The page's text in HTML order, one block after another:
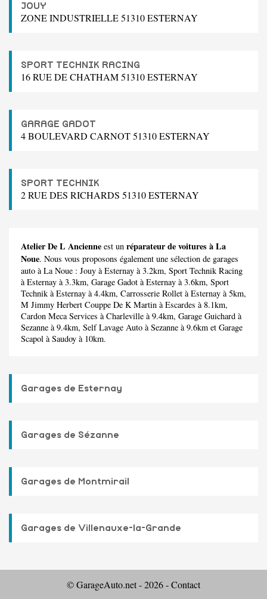
JOUY
ZONE INDUSTRIELLE 51310 ESTERNAY
SPORT TECHNIK RACING
16 RUE DE CHATHAM 51310 ESTERNAY
GARAGE GADOT
4 BOULEVARD CARNOT 51310 ESTERNAY
SPORT TECHNIK
2 RUE DES RICHARDS 51310 ESTERNAY
Atelier De L Ancienne est un réparateur de voitures à La
Noue. Nous vous proposons également une sélection de garages
auto à La Noue : Jouy à Esternay à 3.2km, Sport Technik Racing
à Esternay à 3.3km, Garage Gadot à Esternay à 3.6km, Sport
Technik à Esternay à 4.4km, Carrosserie Rollet à Esternay à 5km,
M Jimmy Herbert Couppe De K Martin à Escardes à 8.1km,
Cardon Meca Services à Charleville à 9.4km, Garage Guichard à
Sezanne à 9.4km, Self Lavage Auto à Sezanne à 9.6km et Garage
Scapol à Saudoy à 10km.
Garages de Esternay
Garages de Sézanne
Garages de Montmirail
Garages de Villenauxe-la-Grande
© GarageAuto.net - 2026 -Contact